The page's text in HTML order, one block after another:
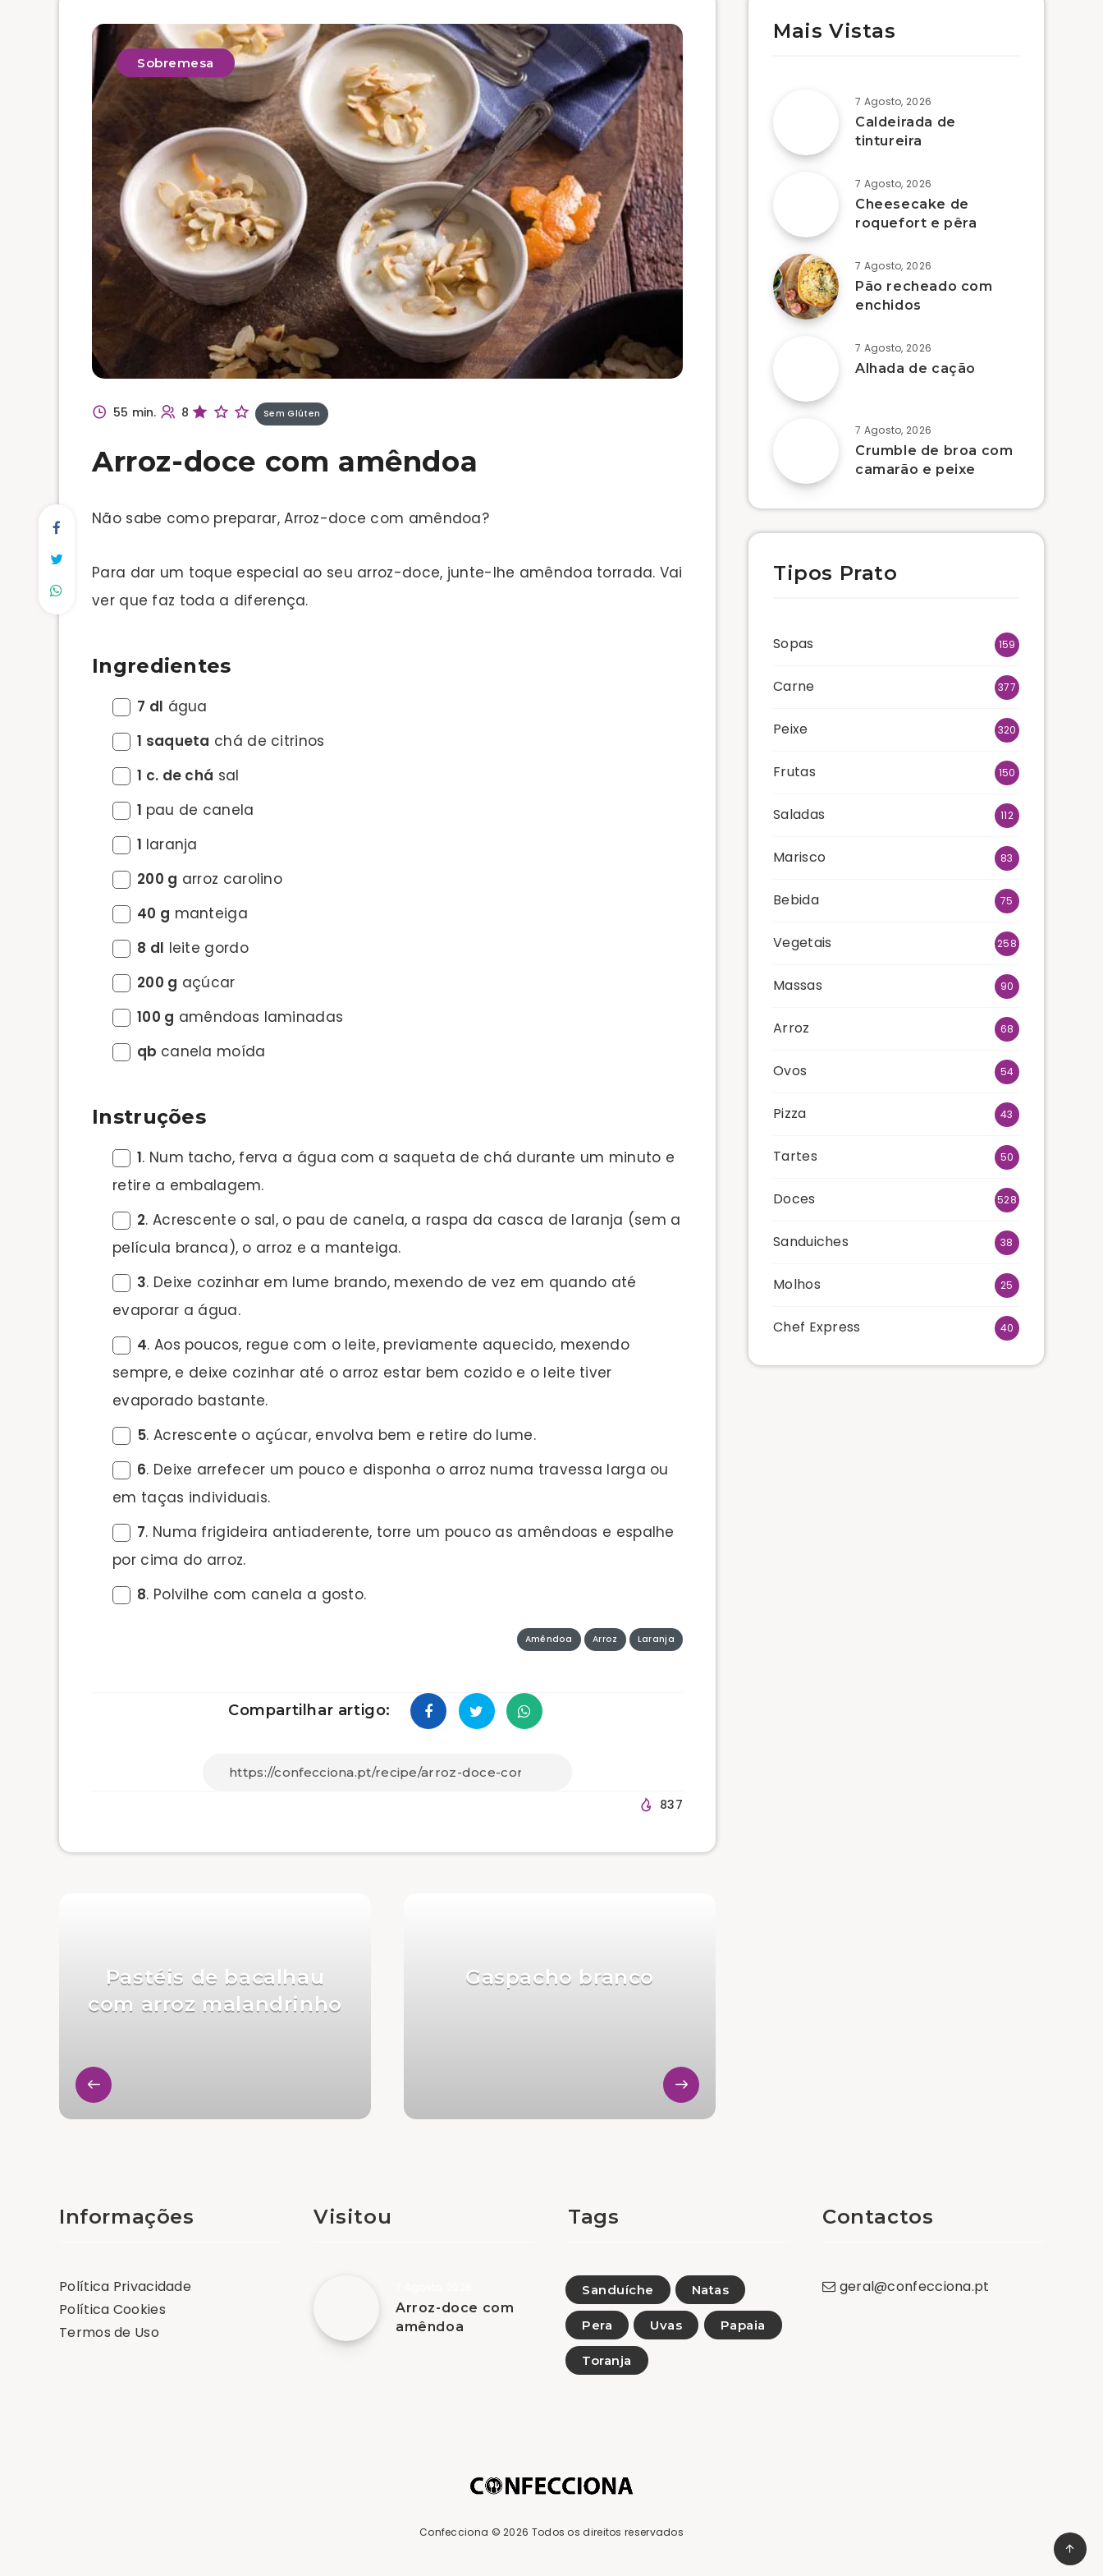
Sobremesa
55 min. 8 Sem Glúten
Arroz-doce com amêndoa
Não sabe como preparar, Arroz-doce com amêndoa?
Para dar um toque especial ao seu arroz-doce, junte-lhe amêndoa torrada. Vai
ver que faz toda a diferença.
Ingredientes
7 dl água
1 saqueta chá de citrinos
1 c. de chá sal
1 pau de canela
1 laranja
200 g arroz carolino
40 g manteiga
8 dl leite gordo
200 g açúcar
100 g amêndoas laminadas
qb canela moída
Instruções
1. Num tacho, ferva a água com a saqueta de chá durante um minuto e
retire a embalagem.
2. Acrescente o sal, o pau de canela, a raspa da casca de laranja (sem a
película branca), o arroz e a manteiga.
3. Deixe cozinhar em lume brando, mexendo de vez em quando até
evaporar a água.
4. Aos poucos, regue com o leite, previamente aquecido, mexendo
sempre, e deixe cozinhar até o arroz estar bem cozido e o leite tiver
evaporado bastante.
5. Acrescente o açúcar, envolva bem e retire do lume.
6. Deixe arrefecer um pouco e disponha o arroz numa travessa larga ou
em taças individuais.
7. Numa frigideira antiaderente, torre um pouco as amêndoas e espalhe
por cima do arroz.
8. Polvilhe com canela a gosto.
Amêndoa Arroz Laranja
Compartilhar artigo:
837
Gaspacho branco
Pastéis de bacalhau
com arroz malandrinho
Mais Vistas
7 Agosto, 2026
Caldeirada de
tintureira
7 Agosto, 2026
Cheesecake de
roquefort e pêra
7 Agosto, 2026
Pão recheado com
enchidos
7 Agosto, 2026
Alhada de cação
7 Agosto, 2026
Crumble de broa com
camarão e peixe
Tipos Prato
Sopas 159
Carne 377
Peixe 320
Frutas 150
Saladas 112
Marisco 83
Bebida 75
Vegetais 258
Massas 90
Arroz 68
Ovos 54
Pizza 43
Tartes 50
Doces 528
Sanduiches 38
Molhos 25
Chef Express 40
Informações
Política Privacidade
Política Cookies
Termos de Uso
Visitou
Arroz-doce com
amêndoa
Tags
Sanduíche Natas
Pera Uvas Papaia
Toranja
Contactos
geral@confecciona.pt
Confecciona © 2026 Todos os direitos reservados